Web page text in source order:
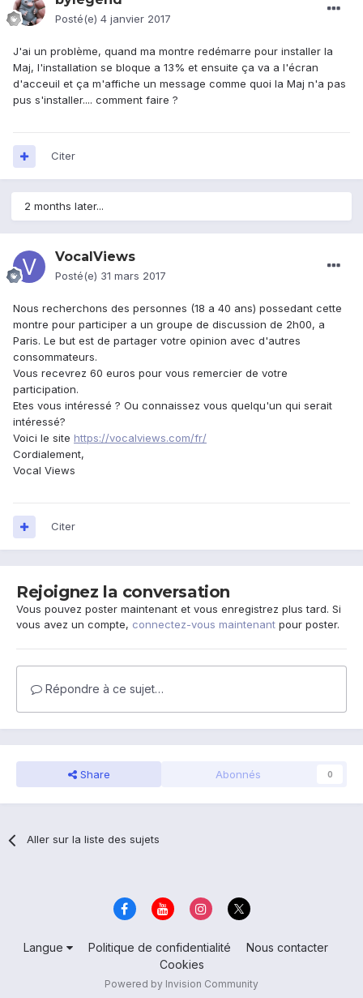
Posté(e) 4 janvier 2017
J'ai un problème, quand ma montre redémarre pour installer la
Maj, l'installation se bloque a 13% et ensuite ça va a l'écran
d'acceuil et ça m'affiche un message comme quoi la Maj n'a pas
pus s'installer.... comment faire ?
Citer
2 months later...
VocalViews
Posté(e) 31 mars 2017
Nous recherchons des personnes (18 a 40 ans) possedant cette
montre pour participer a un groupe de discussion de 2h00, a
Paris. Le but est de partager votre opinion avec d'autres
consommateurs.
Vous recevrez 60 euros pour vous remercier de votre
participation.
Etes vous intéressé ? Ou connaissez vous quelqu'un qui serait
intéressé?
Voici le site https://vocalviews.com/fr/
Cordialement,
Vocal Views
Citer
Rejoignez la conversation
Vous pouvez poster maintenant et vous enregistrez plus tard. Si
vous avez un compte, connectez-vous maintenant pour poster.
Répondre à ce sujet…
Share Abonnés 0
Aller sur la liste des sujets
Langue Politique de confidentialité
Nous contacter
Cookies
Powered by Invision Community